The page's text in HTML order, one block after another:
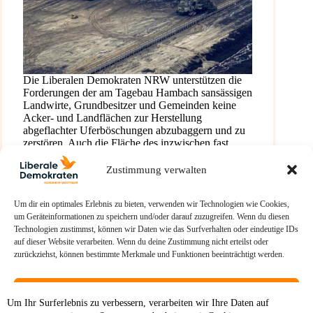
Zustimmung verwalten
Um dir ein optimales Erlebnis zu bieten, verwenden wir Technologien wie Cookies,
um Geräteinformationen zu speichern und/oder darauf zuzugreifen. Wenn du diesen
Technologien zustimmst, können wir Daten wie das Surfverhalten oder eindeutige IDs
auf dieser Website verarbeiten. Wenn du deine Zustimmung nicht erteilst oder
zurückziehst, können bestimmte Merkmale und Funktionen beeinträchtigt werden.
Um Ihr Surferlebnis zu verbessern, verarbeiten wir Ihre Daten auf
Die Liberalen Demokraten NRW unterstützen die
Forderungen der am Tagebau Hambach sansässigen
Landwirte, Grundbesitzer und Gemeinden keine
Acker- und Landflächen zur Herstellung
abgeflachter Uferböschungen abzubaggern und zu
zerstören. Auch die Fläche des inzwischen fast
völlig zerstörten Ortes Alt-Manheim kann für…
Dr. Michael Kaiser
2. Juli 2020